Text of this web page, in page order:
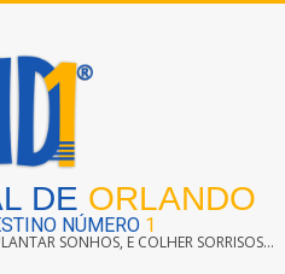
DE ORLANDO
NÚMERO 1
SONHOS, E COLHER SORRISOS...